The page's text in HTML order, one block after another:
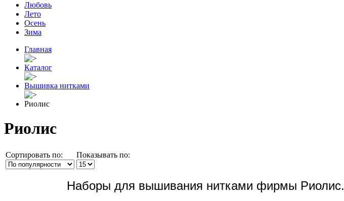
Любовь
Лето
Осень
Зима
Главная
Каталог
Вышивка нитками
Риолис
Риолис
Сортировать по: Показывать по:
Наборы для вышивания нитками фирмы Риолис.